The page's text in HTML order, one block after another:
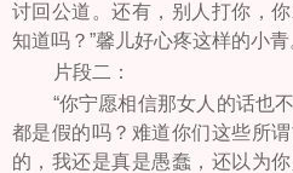
讨回公道。还有，别人打你，
知道吗？”馨儿好心疼这样的小青
片段二：
“你宁愿相信那女人的话也
都是假的吗？难道你们这些所
的，我还是真是愚蠢，还以为